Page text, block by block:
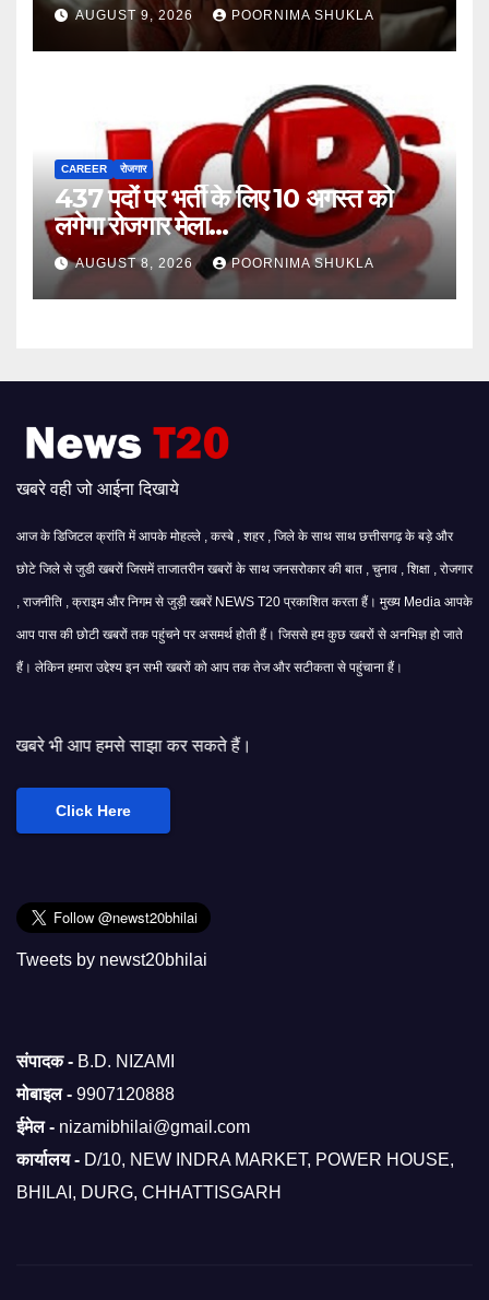
AUGUST 9, 2026 POORNIMA SHUKLA
CAREER रोजगार
437 पदों पर भर्ती के लिए 10 अगस्त को
लगेगा रोजगार मेला…
AUGUST 8, 2026 POORNIMA SHUKLA
खबरे वही जो आईना दिखाये
आज के डिजिटल क्रांति में आपके मोहल्ले , कस्बे , शहर , जिले के साथ साथ छत्तीसगढ़ के बड़े और
छोटे जिले से जुडी खबरों जिसमें ताजातरीन खबरों के साथ जनसरोकार की बात , चुनाव , शिक्षा , रोजगार
, राजनीति , क्राइम और निगम से जुड़ी खबरें NEWS T20 प्रकाशित करता हैं। मुख्य Media आपके
आप पास की छोटी खबरों तक पहुंचने पर असमर्थ होती हैं। जिससे हम कुछ खबरों से अनभिज्ञ हो जाते
हैं। लेकिन हमारा उद्देश्य इन सभी खबरों को आप तक तेज और सटीकता से पहुंचाना हैं।
साझा कर सकते हैं।
Click Here
Tweets by newst20bhilai
संपादक - B.D. NIZAMI
मोबाइल - 9907120888
ईमेल - nizamibhilai@gmail.com
कार्यालय - D/10, NEW INDRA MARKET, POWER HOUSE,
BHILAI, DURG, CHHATTISGARH